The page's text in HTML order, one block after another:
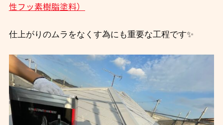
性フッ素樹脂塗料）
仕上がりのムラをなくす為にも重要な工程です✨